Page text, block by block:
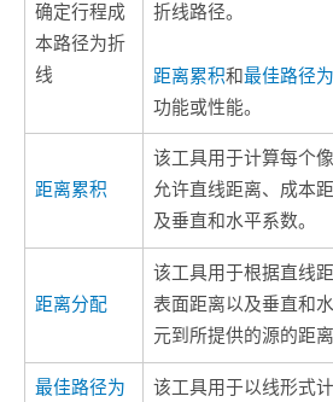
确定行程成
本路径为折
线
折线路径。
距离累积和最佳路径
功能或性能。
距离累积
该工具用于计算每个
允许直线距离、成本
及垂直和水平系数。
距离分配
该工具用于根据直线
表面距离以及垂直和
元到所提供的源的距离
最佳路径为
该工具用于以线形式